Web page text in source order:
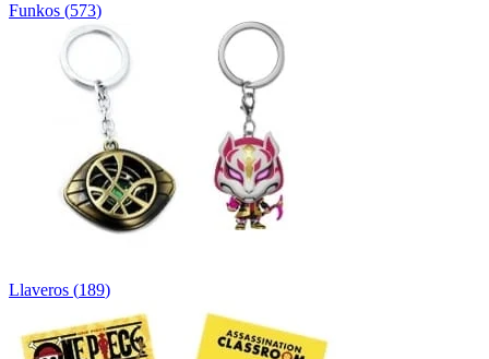
Funkos (573)
Llaveros (189)